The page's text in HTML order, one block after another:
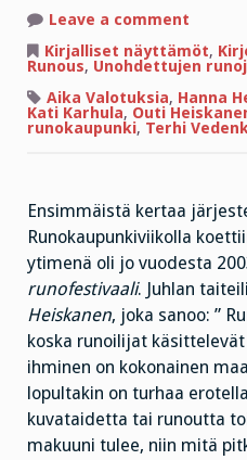
Leave a comment
kuva
ja
miehen
Kirjalliset näyttämöt,
Runous, Unohdettujen
Aika Valotuksia, Hanna
Kati Karhula, Outi
runokaupunki, Terhi
Ensimmäistä kertaa
Runokaupunkiviikolla
ytimenä oli jo vuodesta
runofestivaali. Juhlan
Heiskanen, joka sanoo: ”
koska runoilijat
ihminen on kokonainen
lopultakin on turhaa
kuvataidetta tai runoutta
makuuni tulee, niin mitä